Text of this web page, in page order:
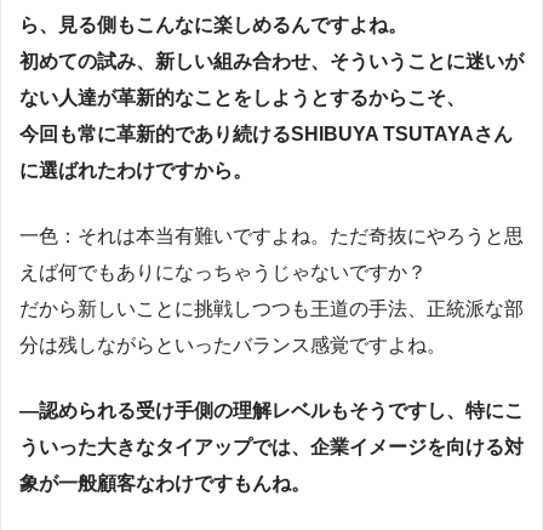
ら、見る側もこんなに楽しめるんですよね。
初めての試み、新しい組み合わせ、そういうことに迷いが
ない人達が革新的なことをしようとするからこそ、
今回も常に革新的であり続けるSHIBUYA TSUTAYAさん
に選ばれたわけですから。
一色：それは本当有難いですよね。ただ奇抜にやろうと思
えば何でもありになっちゃうじゃないですか？
だから新しいことに挑戦しつつも王道の手法、正統派な部
分は残しながらといったバランス感覚ですよね。
―認められる受け手側の理解レベルもそうですし、特にこ
ういった大きなタイアップでは、企業イメージを向ける対
象が一般顧客なわけですもんね。